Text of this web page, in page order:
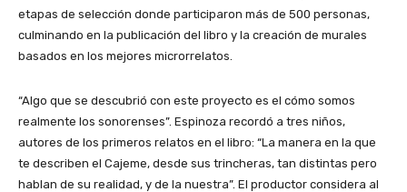
etapas de selección donde participaron más de 500 personas,
culminando en la publicación del libro y la creación de murales
basados en los mejores microrrelatos.
“Algo que se descubrió con este proyecto es el cómo somos
realmente los sonorenses”. Espinoza recordó a tres niños,
autores de los primeros relatos en el libro: “La manera en la que
te describen el Cajeme, desde sus trincheras, tan distintas pero
hablan de su realidad, y de la nuestra”. El productor considera al